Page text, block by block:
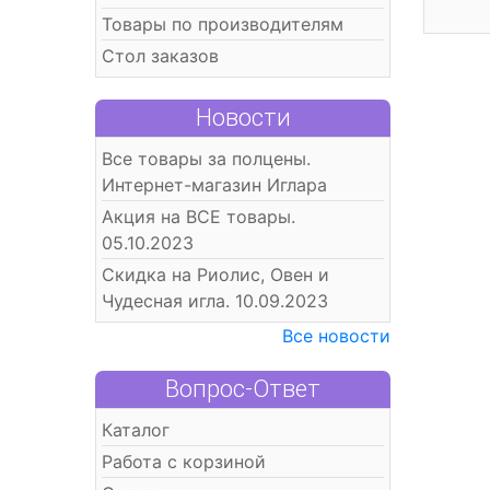
Товары по производителям
Стол заказов
Новости
Все товары за полцены.
Интернет-магазин Иглара
Акция на ВСЕ товары.
05.10.2023
Скидка на Риолис, Овен и
Чудесная игла. 10.09.2023
Все новости
Вопрос-Ответ
Каталог
Работа с корзиной